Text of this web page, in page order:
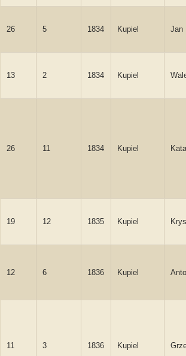
26 5 1834 Kupiel Jan
13 2 1834 Kupiel
26 11 1834 Kupiel
19 12 1835 Kupiel
12 6 1836 Kupiel
11 3 1836 Kupiel